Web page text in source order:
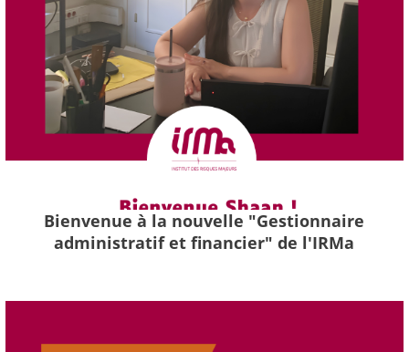
Bienvenue à la nouvelle "Gestionnaire
administratif et financier" de l'IRMa